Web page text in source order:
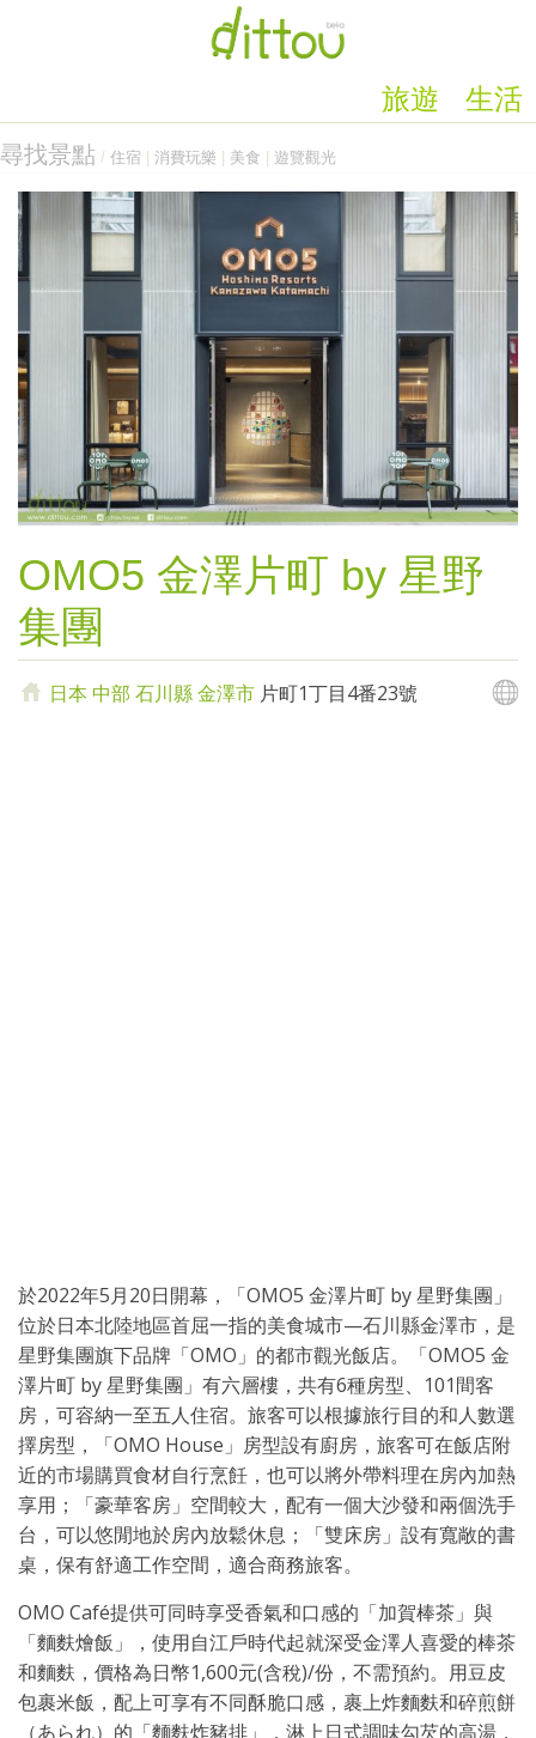
生活
旅遊
尋找景點 / 住宿 消費玩樂 美食 遊覽觀光
OMO5 金澤片町 by 星野
集團
日本 中部 石川縣金澤市 片町1丁目4番23號
於2022年5月20日開幕，「OMO5 金澤片町 by 星野集團」
位於日本北陸地區首屈一指的美食城市—石川縣金澤市，是
星野集團旗下品牌「OMO」的都市觀光飯店。「OMO5 金
澤片町 by 星野集團」有六層樓，共有6種房型、101間客
房，可容納一至五人住宿。旅客可以根據旅行目的和人數選
擇房型，「OMO House」房型設有廚房，旅客可在飯店附
近的市場購買食材自行烹飪，也可以將外帶料理在房內加熱
享用；「豪華客房」空間較大，配有一個大沙發和兩個洗手
台，可以悠閒地於房內放鬆休息；「雙床房」設有寬敞的書
桌，保有舒適工作空間，適合商務旅客。
OMO Café提供可同時享受香氣和口感的「加賀棒茶」與
「麵麩燴飯」，使用自江戶時代起就深受金澤人喜愛的棒茶
和麵麩，價格為日幣1,600元(含稅)/份，不需預約。用豆皮
包裹米飯，配上可享有不同酥脆口感，裹上炸麵麩和碎煎餅
（あられ）的「麵麩炸豬排」，淋上日式調味勾芡的高湯，